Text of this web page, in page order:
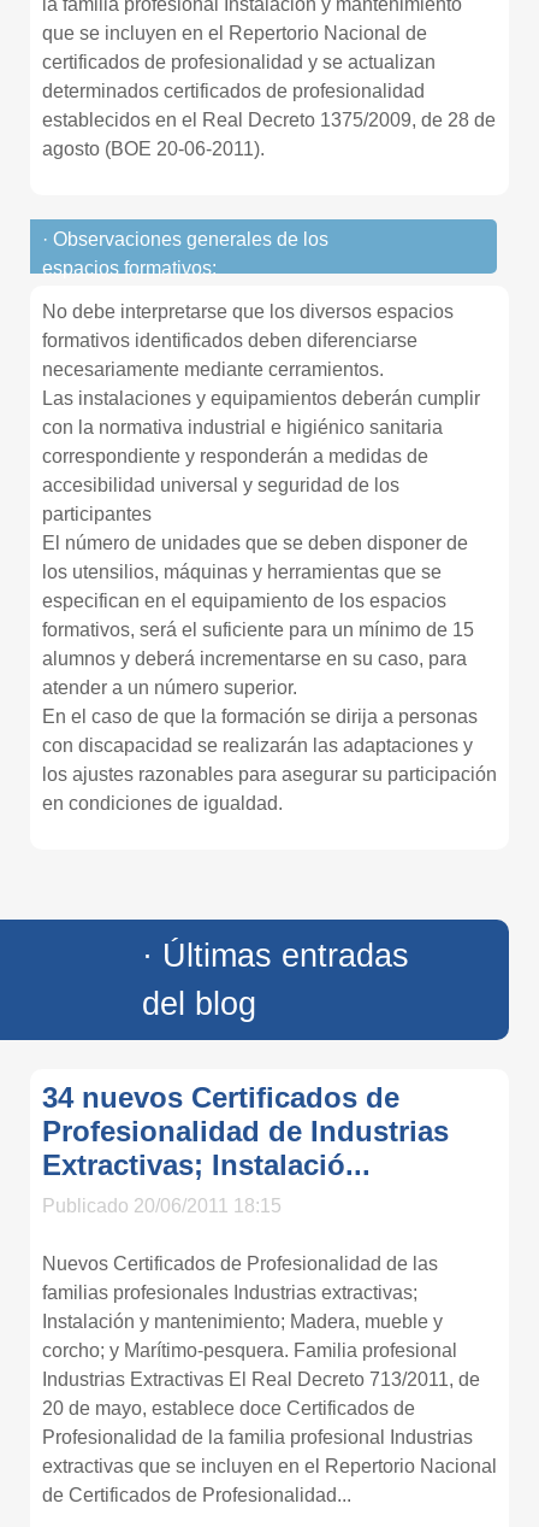
la familia profesional Instalación y mantenimiento
que se incluyen en el Repertorio Nacional de
certificados de profesionalidad y se actualizan
determinados certificados de profesionalidad
establecidos en el Real Decreto 1375/2009, de 28 de
agosto (BOE 20-06-2011).
· Observaciones generales de los
espacios formativos:
No debe interpretarse que los diversos espacios
formativos identificados deben diferenciarse
necesariamente mediante cerramientos.
Las instalaciones y equipamientos deberán cumplir
con la normativa industrial e higiénico sanitaria
correspondiente y responderán a medidas de
accesibilidad universal y seguridad de los
participantes
El número de unidades que se deben disponer de
los utensilios, máquinas y herramientas que se
especifican en el equipamiento de los espacios
formativos, será el suficiente para un mínimo de 15
alumnos y deberá incrementarse en su caso, para
atender a un número superior.
En el caso de que la formación se dirija a personas
con discapacidad se realizarán las adaptaciones y
los ajustes razonables para asegurar su participación
en condiciones de igualdad.
· Últimas entradas
del blog
34 nuevos Certificados de
Profesionalidad de Industrias
Extractivas; Instalació...
Publicado 20/06/2011 18:15
Nuevos Certificados de Profesionalidad de las
familias profesionales Industrias extractivas;
Instalación y mantenimiento; Madera, mueble y
corcho; y Marítimo-pesquera. Familia profesional
Industrias Extractivas El Real Decreto 713/2011, de
20 de mayo, establece doce Certificados de
Profesionalidad de la familia profesional Industrias
extractivas que se incluyen en el Repertorio Nacional
de Certificados de Profesionalidad...